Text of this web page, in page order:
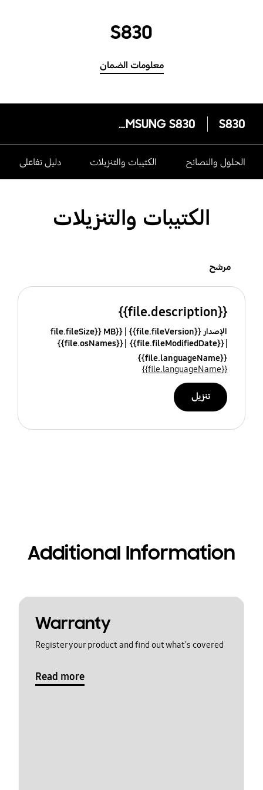
S830
معلومات الضمان
S830
SAMSUNG S830
الحلول والنصائح الكتيبات والتنزيلات دليل تفاعلى
الكتيبات والتنزيلات
مرشح
{{file.description}}
الإصدار {{file.fileVersion}}
{{file.fileSize}} MB
{{file.fileModifiedDate}}
{{file.osNames}}
{{file.languageName}}
{{file.languageName}}
تنزيل
Additional Information
Warranty
Register your product and find out what's covered
Read more